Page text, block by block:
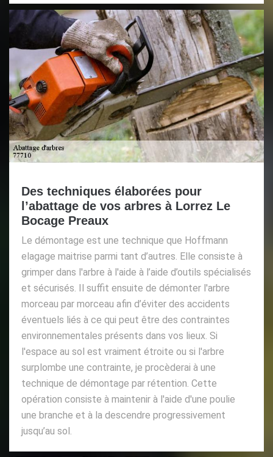
Des techniques élaborées pour
l’abattage de vos arbres à Lorrez Le
Bocage Preaux
Le démontage est une technique que Hoffmann
elagage maitrise parmi tant d’autres. Elle consiste à
grimper dans l'arbre à l'aide à l’aide d’outils spécialisés
et sécurisés. Il suffit ensuite de démonter l'arbre
morceau par morceau afin d’éviter des accidents
éventuels liés à ce qui peut être des contraintes
environnementales présents dans vos lieux. Si
l'espace au sol est vraiment étroite ou si l'arbre
surplombe une contrainte, je procèderai à une
technique de démontage par rétention. Cette
opération consiste à maintenir à l'aide d'une poulie
une branche et à la descendre progressivement
jusqu’au sol.